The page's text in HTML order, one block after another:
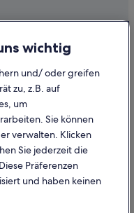
wichtig
und/ oder greifen
zu, z.B. auf
um
Sie können
verwalten. Klicken
Sie jederzeit die
Präferenzen
und haben keinen